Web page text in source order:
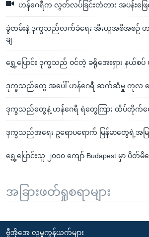
ဟန်ဂေရီက လွတ်လပ်ခြင်းတံတား အပန်းဖြေ
ခွဲတမ်းနဲ့ ဒုက္ခသည်လက်ခံရေး အီးယူအစီအစဉ်
ချ
ရွှေ့ပြောင်း ဒုက္ခသည် ဝင်တဲ့ ခရိုအေးရှား နယ်စ
ဒုက္ခသည်တွေ အပေါ် ဟန်ဂေရီ ဆက်ဆံမှု ကုလ ဝ
ဒုက္ခသည်တွေနဲ့ ဟန်ဂေရီ ရဲတွေကြား ထိပ်တိုက်
ဒုက္ခသည်အရေး ဥရောပရောက် မြန်မာတွေရဲ့အမ
ရွှေ့ပြောင်းသူ ၂၀၀၀ ကျော် Budapest မှာ ပိတ်မိ
အခြားဖတ်ရှုစရာများ
ဗွီအိုအေ လူမှုကွန်ယက်များ